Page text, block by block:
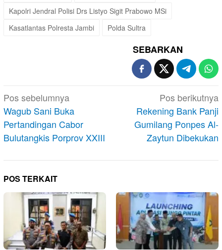
Kapolri Jendral Polisi Drs Listyo Sigit Prabowo MSi
Kasatlantas Polresta Jambi
Polda Sultra
SEBARKAN
Navigasi
pos
Pos sebelumnya
Wagub Sani Buka
Pertandingan Cabor
Bulutangkis Porprov XXIII
Pos berikutnya
Rekening Bank Panji
Gumilang Ponpes Al-
Zaytun Dibekukan
POS TERKAIT